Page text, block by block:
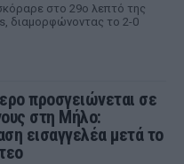
στο 29ο λεπτό της
διαμορφώνοντας το 2-0
προσγειώνεται σε
στη Μήλο:
εισαγγελέα μετά το